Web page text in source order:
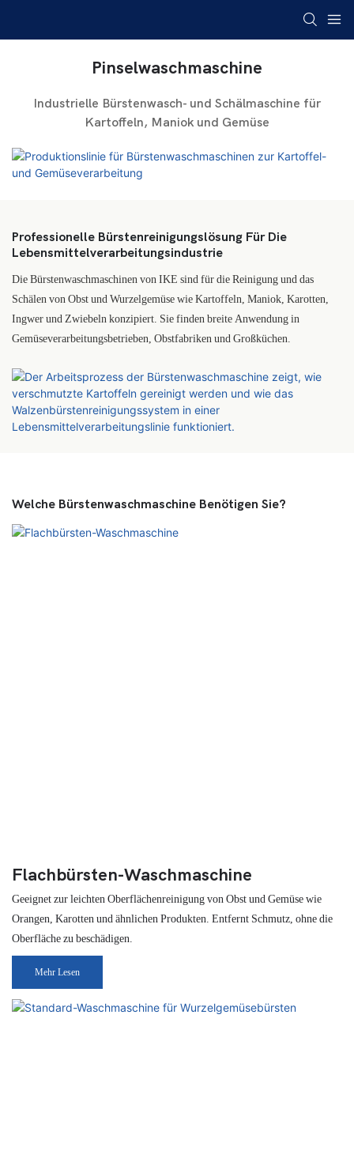
Pinselwaschmaschine
Industrielle Bürstenwasch- und Schälmaschine für
Kartoffeln, Maniok und Gemüse
Professionelle Bürstenreinigungslösung Für Die
Lebensmittelverarbeitungsindustrie
Die Bürstenwaschmaschinen von IKE sind für die Reinigung und das
Schälen von Obst und Wurzelgemüse wie Kartoffeln, Maniok, Karotten,
Ingwer und Zwiebeln konzipiert. Sie finden breite Anwendung in
Gemüseverarbeitungsbetrieben, Obstfabriken und Großküchen.
Welche Bürstenwaschmaschine Benötigen Sie?
Flachbürsten-Waschmaschine
Geeignet zur leichten Oberflächenreinigung von Obst und Gemüse wie
Orangen, Karotten und ähnlichen Produkten. Entfernt Schmutz, ohne die
Oberfläche zu beschädigen.
Mehr Lesen